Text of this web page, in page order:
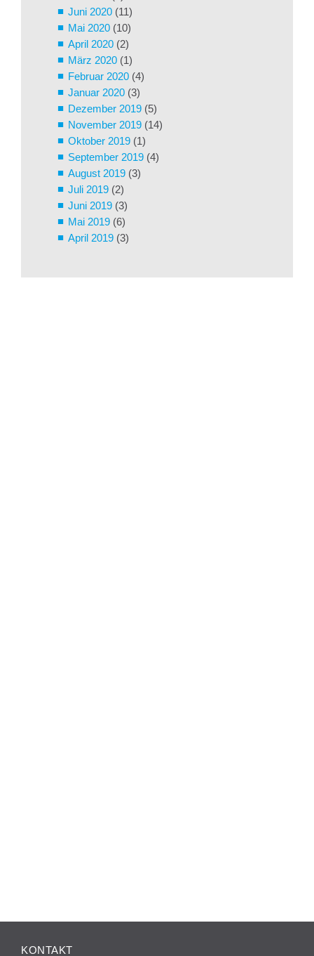
Juni 2020 (11)
Mai 2020 (10)
April 2020 (2)
März 2020 (1)
Februar 2020 (4)
Januar 2020 (3)
Dezember 2019 (5)
November 2019 (14)
Oktober 2019 (1)
September 2019 (4)
August 2019 (3)
Juli 2019 (2)
Juni 2019 (3)
Mai 2019 (6)
April 2019 (3)
KONTAKT